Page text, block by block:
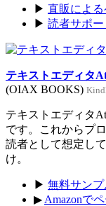
▶ 直販によ
▶ 読者サポ
テキストエディタ
(OIAX BOOKS)
テキストエディタ
です。これからプ
読者として想定し
け。
▶ 無料サンプ
▶ Amazonで